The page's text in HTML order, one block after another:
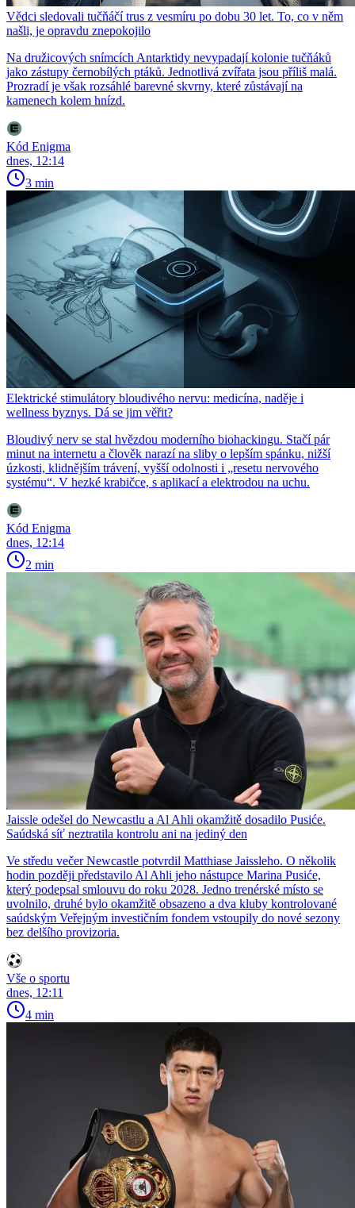
Vědci sledovali tučňáčí trus z vesmíru po dobu 30 let. To, co v něm
našli, je opravdu znepokojilo
Na družicových snímcích Antarktidy nevypadají kolonie tučňáků
jako zástupy černobílých ptáků. Jednotlivá zvířata jsou příliš malá.
Prozradí je však rozsáhlé barevné skvrny, které zůstávají na
kamenech kolem hnízd.
Kód Enigma
dnes, 12:14
3 min
Elektrické stimulátory bloudivého nervu: medicína, naděje i
wellness byznys. Dá se jim věřit?
Bloudivý nerv se stal hvězdou moderního biohackingu. Stačí pár
minut na internetu a člověk narazí na sliby o lepším spánku, nižší
úzkosti, klidnějším trávení, vyšší odolnosti i „resetu nervového
systému“. V hezké krabičce, s aplikací a elektrodou na uchu.
Kód Enigma
dnes, 12:14
2 min
Jaissle odešel do Newcastlu a Al Ahli okamžitě dosadilo Pusiće.
Saúdská síť neztratila kontrolu ani na jediný den
Ve středu večer Newcastle potvrdil Matthiase Jaissleho. O několik
hodin později představilo Al Ahli jeho nástupce Marina Pusiće,
který podepsal smlouvu do roku 2028. Jedno trenérské místo se
uvolnilo, druhé bylo okamžitě obsazeno a dva kluby kontrolované
saúdským Veřejným investičním fondem vstoupily do nové sezony
bez delšího provizoria.
Vše o sportu
dnes, 12:11
4 min